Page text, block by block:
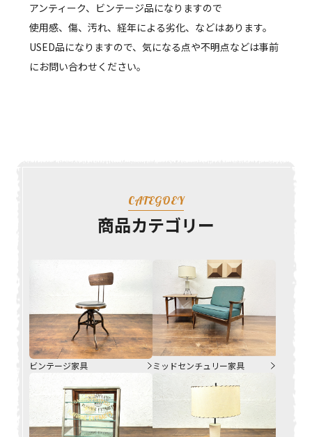
アンティーク、ビンテージ品になりますので
使用感、傷、汚れ、経年による劣化、などはあります。
USED品になりますので、気になる点や不明点などは事前
にお問い合わせください。
CATEGOEY
商品カテゴリー
ビンテージ家具 ミッドセンチュリー家具